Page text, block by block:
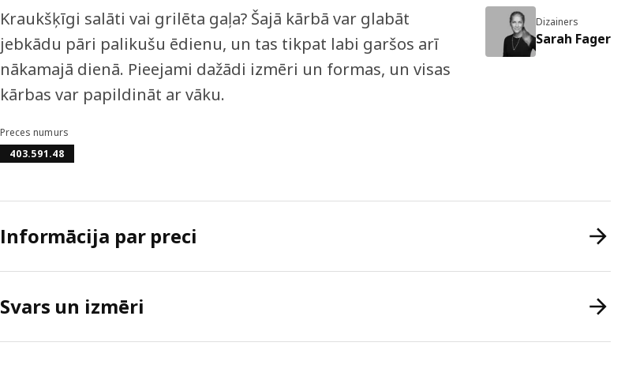
Kraukšķīgi salāti vai grilēta gaļa? Šajā kārbā var glabāt
jebkādu pāri palikušu ēdienu, un tas tikpat labi garšos arī
nākamajā dienā. Pieejami dažādi izmēri un formas, un visas
kārbas var papildināt ar vāku.
Dizainers
Sarah Fager
Preces numurs
403.591.48
Informācija par preci
Svars un izmēri